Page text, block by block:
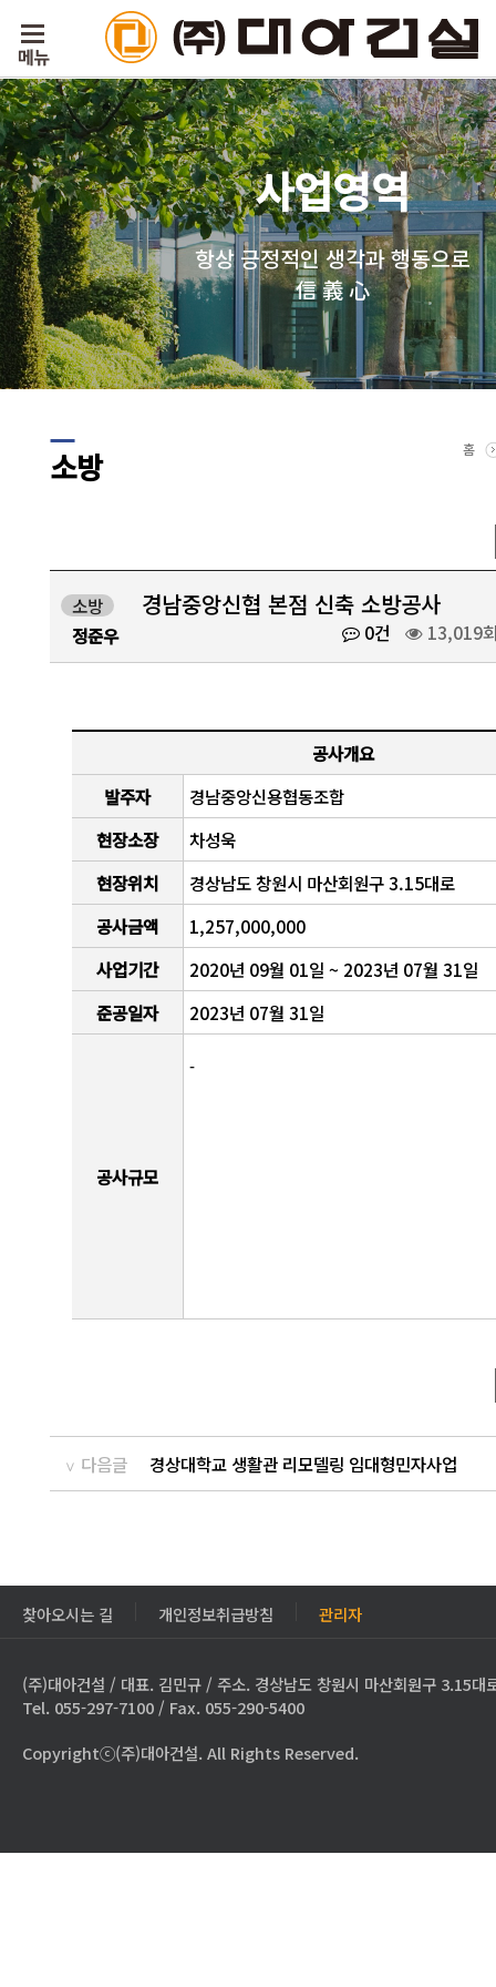
사업영역
항상 긍정적인 생각과 행동으로
信 義 心
소방 홈
소방 경남중앙신협 본점 신축 소방공사
정준우 0건 13,019
공사개요
발주자
경남중앙신용협동조합
현장소장
차성욱
현장위치
경상남도 창원시 마산회원구 3.15대로
공사금액
1,257,000,000
사업기간
2020년 09월 01일 ~ 2023년 07월 31일
준공일자
2023년 07월 31일
공사규모
-
다음글 경상대학교 생활관 리모델링 임대형민자사업
찾아오시는 길 개인정보취급방침 관리자
(주)대아건설 / 대표. 김민규 / 주소. 경상남도 창원시 마산회원구 3.15대
Tel. 055-297-7100 / Fax. 055-290-5400
Copyrightⓒ(주)대아건설. All Rights Reserved.